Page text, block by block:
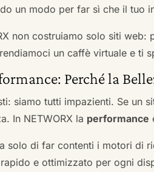
un modo per far sì che il tuo
non costruiamo solo siti
un caffè virtuale e ti
Perché la
siamo tutti impazienti. Se un
In NETWORX la performance
solo di far contenti i motori di
e ottimizzato per ogni